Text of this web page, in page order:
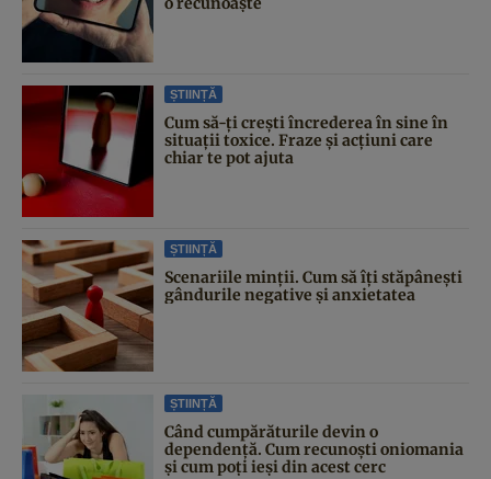
ȘTIINȚĂ
Cum să-ți crești încrederea în sine în
situații toxice. Fraze și acțiuni care
chiar te pot ajuta
ȘTIINȚĂ
Scenariile minții. Cum să îți stăpânești
gândurile negative și anxietatea
ȘTIINȚĂ
Când cumpărăturile devin o
dependență. Cum recunoști oniomania
și cum poți ieși din acest cerc